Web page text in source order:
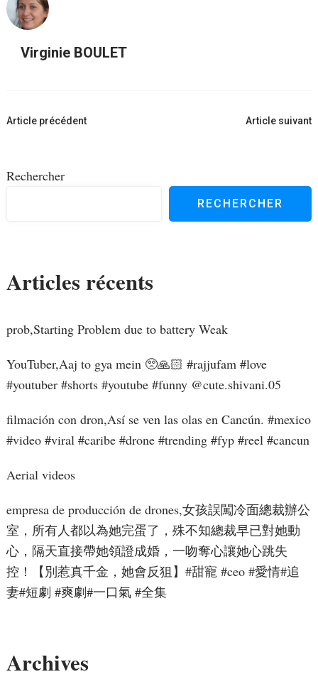
Virginie BOULET
Navigation
Article précédent Article suivant
Rechercher
RECHERCHER
Articles récents
prob,Starting Problem due to battery Weak
YouTuber,Aaj to gya mein 🥺🙏🏻 #rajjufam #love
#youtuber #shorts #youtube #funny ​⁠@cute.shivani.05
filmación con dron,Así se ven las olas en Cancún. #mexico
#video #viral #caribe #drone #trending #fyp #reel #cancun
Aerial videos
empresa de producción de drones,女孩誤闖冷面總裁辦公
室，所有人都以為她完蛋了，殊不知總裁早已對她動
心，隔天直接帶她領證成婚，一吻奪心讓她心跳失
控！【別惹真千金，她會反狙】#甜寵 #ceo #愛情#追
妻#短劇 #爽劇#一口氣 #全集
Archives